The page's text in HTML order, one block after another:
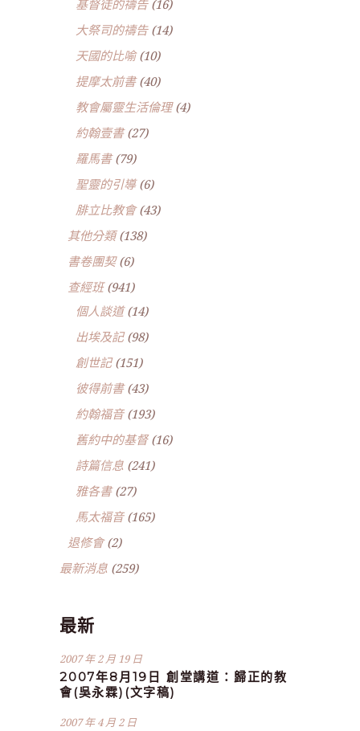
基督徒的禱告(16)
大祭司的禱告(14)
天國的比喻(10)
提摩太前書(40)
教會屬靈生活倫理(4)
約翰壹書(27)
羅馬書(79)
聖靈的引導(6)
腓立比教會(43)
其他分類(138)
書卷團契(6)
查經班(941)
個人談道(14)
出埃及記(98)
創世記(151)
彼得前書(43)
約翰福音(193)
舊約中的基督(16)
詩篇信息 (241)
雅各書(27)
馬太福音(165)
退修會(2)
最新消息 (259)
最新
2007 年 2 月 19 日
2007年8月19日 創堂講道：歸正的教
會(吳永霖)(文字稿)
2007 年 4 月 2 日